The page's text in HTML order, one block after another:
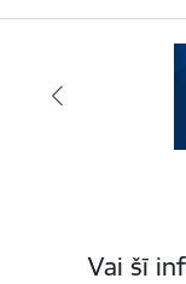
Vai šī